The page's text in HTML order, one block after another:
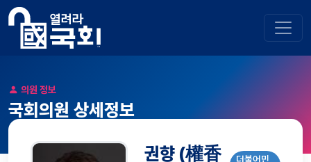
의원 정보
국회의원 상세정보
권향 (權香
더불어민